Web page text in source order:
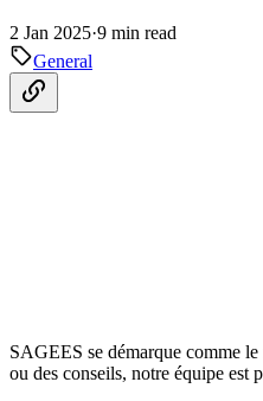
2 Jan 2025·9 min read
General
SAGEES se démarque comme
ou des conseils, notre équipe est